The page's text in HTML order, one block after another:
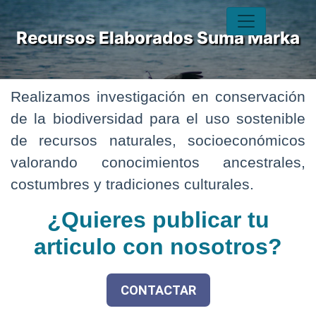
Recursos Elaborados Suma Marka
Realizamos investigación en conservación
de la biodiversidad para el uso sostenible
de recursos naturales, socioeconómicos
valorando conocimientos ancestrales,
costumbres y tradiciones culturales.
¿Quieres publicar tu
articulo con nosotros?
CONTACTAR